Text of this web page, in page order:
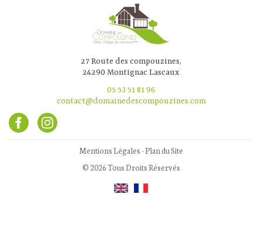
27 Route des compouzines,
24290 Montignac Lascaux
05 53 51 81 96
contact@domainedescompouzines.com
Mentions Légales-Plan du Site
© 2026 Tous Droits Réservés